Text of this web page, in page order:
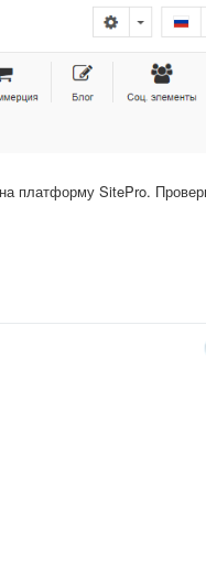
платформу SitePro.